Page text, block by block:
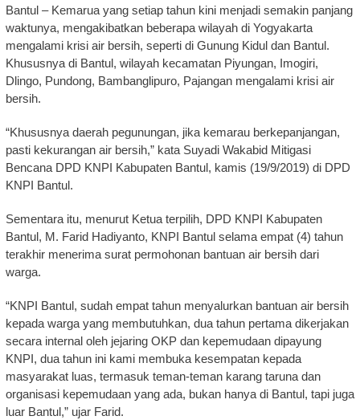
Bantul – Kemarua yang setiap tahun kini menjadi semakin panjang
waktunya, mengakibatkan beberapa wilayah di Yogyakarta
mengalami krisi air bersih, seperti di Gunung Kidul dan Bantul.
Khususnya di Bantul, wilayah kecamatan Piyungan, Imogiri,
Dlingo, Pundong, Bambanglipuro, Pajangan mengalami krisi air
bersih.
“Khususnya daerah pegunungan, jika kemarau berkepanjangan,
pasti kekurangan air bersih,” kata Suyadi Wakabid Mitigasi
Bencana DPD KNPI Kabupaten Bantul, kamis (19/9/2019) di DPD
KNPI Bantul.
Sementara itu, menurut Ketua terpilih, DPD KNPI Kabupaten
Bantul, M. Farid Hadiyanto, KNPI Bantul selama empat (4) tahun
terakhir menerima surat permohonan bantuan air bersih dari
warga.
“KNPI Bantul, sudah empat tahun menyalurkan bantuan air bersih
kepada warga yang membutuhkan, dua tahun pertama dikerjakan
secara internal oleh jejaring OKP dan kepemudaan dipayung
KNPI, dua tahun ini kami membuka kesempatan kepada
masyarakat luas, termasuk teman-teman karang taruna dan
organisasi kepemudaan yang ada, bukan hanya di Bantul, tapi juga
luar Bantul,” ujar Farid.